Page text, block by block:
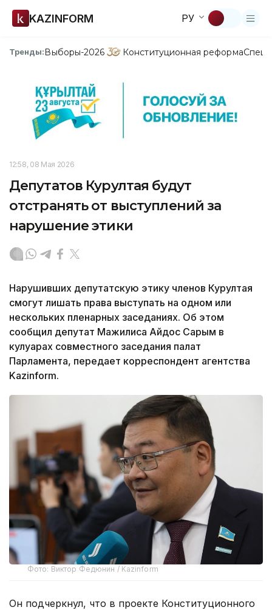
KAZINFORM РУ
Тренды:Выборы-2026 Конституционная реформа
12:58, 08 Мая 2026
Депутатов Курултая будут
отстранять от выступлений за
нарушение этики
Нарушивших депутатскую этику членов Курултая
смогут лишать права выступать на одном или
нескольких пленарных заседаниях. Об этом
сообщил депутат Мажилиса Айдос Сарым в
кулуарах совместного заседания палат
Парламента, передает корреспондент агентства
Kazinform.
Фото: Виктор Федюнин / Kazinform
Он подчеркнул, что в проекте Конституционного